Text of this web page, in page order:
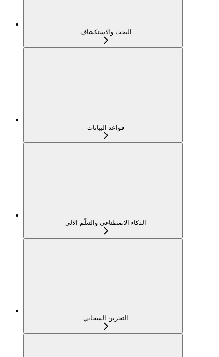
البحث والاستكشاف
قواعد البيانات
الذكاء الاصطناعي والتعلّم الآلي
التخزين السحابي